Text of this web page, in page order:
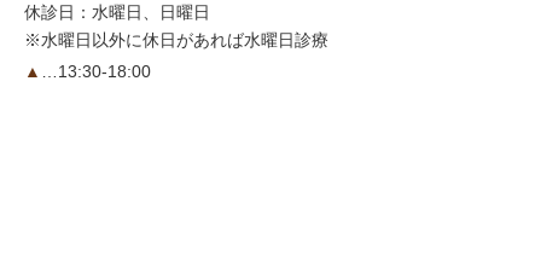
休診日：水曜日、日曜日
※水曜日以外に休日があれば水曜日診療
▲
…13:30-18:00